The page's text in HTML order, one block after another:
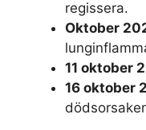
regissera.
Oktober
11 oktober
16 oktober